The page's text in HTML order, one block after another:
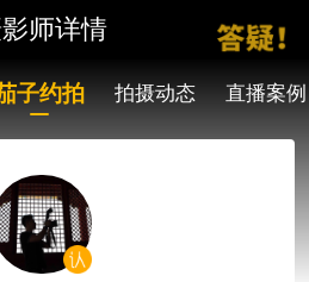
师详情
子约拍 拍摄动态 直播案例